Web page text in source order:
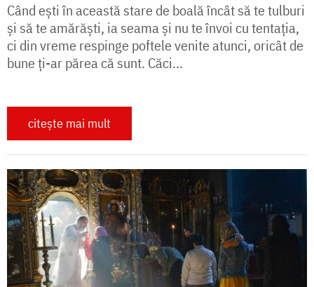
Când ești în această stare de boală încât să te tulburi
şi să te amărăşti, ia seama și nu te învoi cu tentaţia,
ci din vreme respinge poftele venite atunci, oricât de
bune ţi-ar părea că sunt. Căci...
citește mai mult